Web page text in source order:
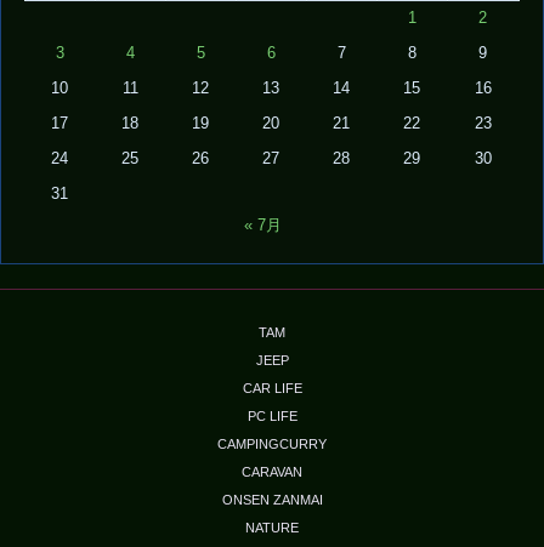
1 2
3 4 5 6 7 8 9
10 11 12 13 14 15 16
17 18 19 20 21 22 23
24 25 26 27 28 29 30
31
« 7月
TAM
JEEP
CAR LIFE
PC LIFE
CAMPINGCURRY
CARAVAN
ONSEN ZANMAI
NATURE